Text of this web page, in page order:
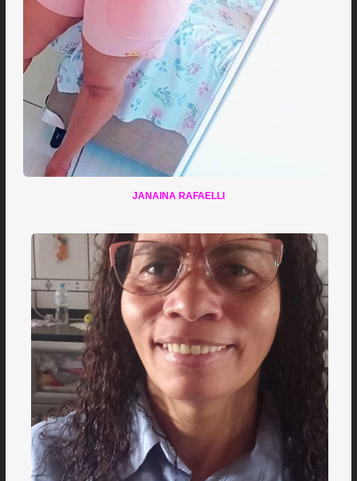
JANAINA RAFAELLI